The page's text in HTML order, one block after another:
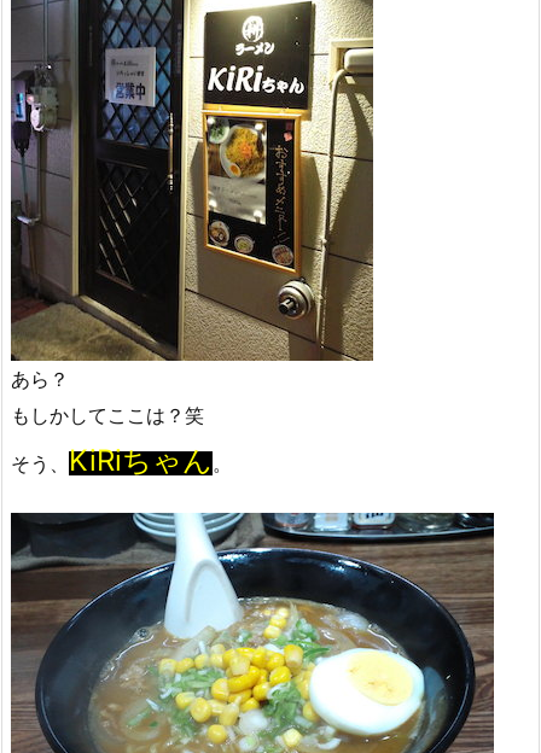
あら？
もしかしてここは？笑
そう、 KiRiちゃん。